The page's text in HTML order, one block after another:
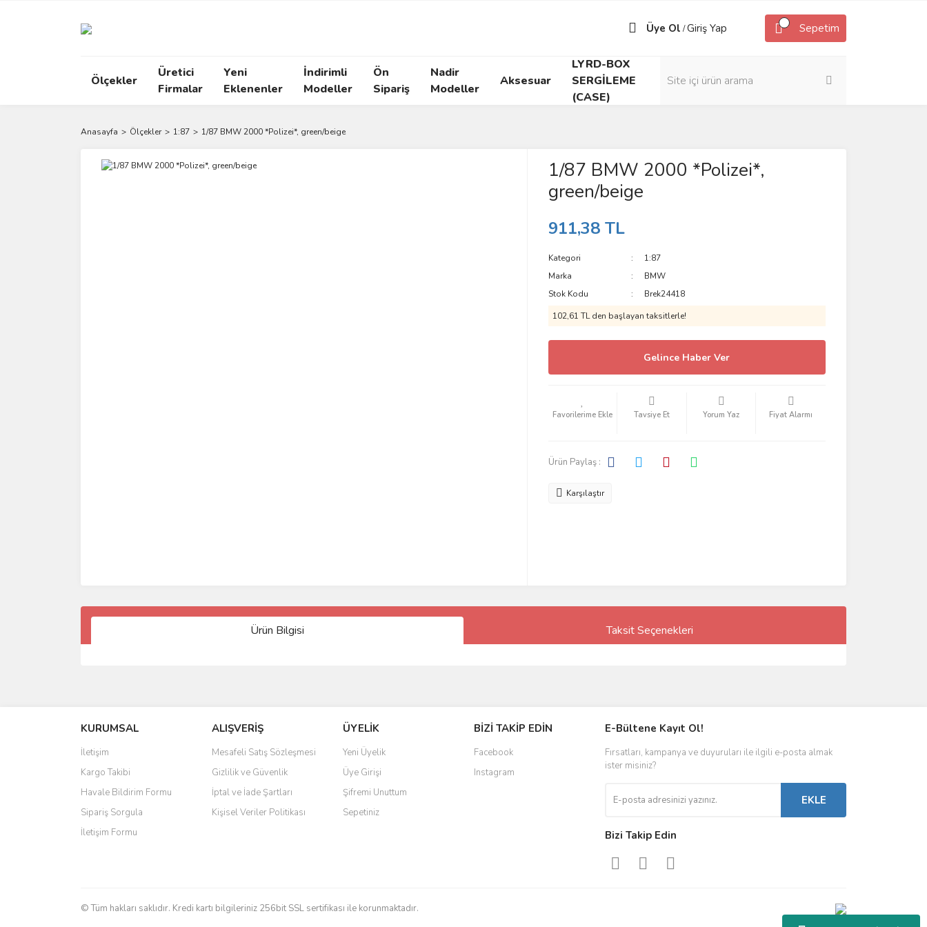
Üye Ol /Giriş Yap Sepetim
Ölçekler
Üretici
Firmalar
Yeni
Eklenenler
İndirimli
Modeller
Ön
Sipariş
Nadir
Modeller
Aksesuar
LYRD-BOX
SERGİLEME
(CASE)
Anasayfa Ölçekler 1:87 1/87 BMW 2000 *Polizei*, green/beige
1/87 BMW 2000 *Polizei*,
green/beige
911,38 TL
Kategori
1:87
Marka
BMW
Stok Kodu
Brek24418
102,61 TL den başlayan taksitlerle!
Gelince Haber Ver
Tavsiye Et Yorum Yaz Fiyat Alarmı
Ürün Paylaş :
Karşılaştır
Ürün Bilgisi Taksit Seçenekleri
KURUMSAL
İletişim
Kargo Takibi
Havale Bildirim Formu
Sipariş Sorgula
İletişim Formu
ALIŞVERİŞ
Mesafeli Satış Sözleşmesi
Gizlilik ve Güvenlik
İptal ve İade Şartları
Kişisel Veriler Politikası
ÜYELİK
Yeni Üyelik
Üye Girişi
Şifremi Unuttum
Sepetiniz
BİZİ TAKİP EDİN
Facebook
Instagram
E-Bültene Kayıt Ol!
Fırsatları, kampanya ve duyuruları ile ilgili e-posta almak
ister misiniz?
EKLE
Bizi Takip Edin
© Tüm hakları saklıdır. Kredi kartı bilgileriniz 256bit SSL sertifikası ile korunmaktadır.